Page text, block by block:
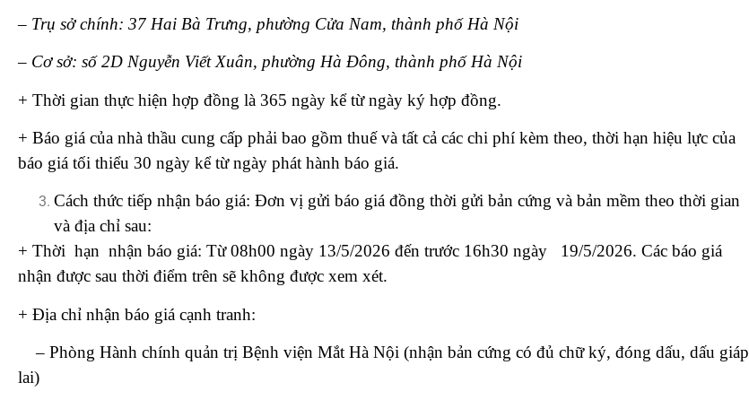
– Trụ sở chính: 37 Hai Bà Trưng, phường Cửa Nam, thành phố Hà Nội
– Cơ sở: số 2D Nguyễn Viết Xuân, phường Hà Đông, thành phố Hà Nội
+ Thời gian thực hiện hợp đồng là 365 ngày kể từ ngày ký hợp đồng.
+ Báo giá của nhà thầu cung cấp phải bao gồm thuế và tất cả các chi phí kèm theo, thời hạn hiệu lực của
báo giá tối thiểu 30 ngày kể từ ngày phát hành báo giá.
Cách thức tiếp nhận báo giá: Đơn vị gửi báo giá đồng thời gửi bản cứng và bản mềm theo thời gian
và địa chỉ sau:
+ Thời hạn nhận báo giá: Từ 08h00 ngày 13/5/2026 đến trước 16h30 ngày 19/5/2026. Các báo giá
nhận được sau thời điểm trên sẽ không được xem xét.
+ Địa chỉ nhận báo giá cạnh tranh:
– Phòng Hành chính quản trị Bệnh viện Mắt Hà Nội (nhận bản cứng có đủ chữ ký, đóng dấu, dấu giáp
lai)